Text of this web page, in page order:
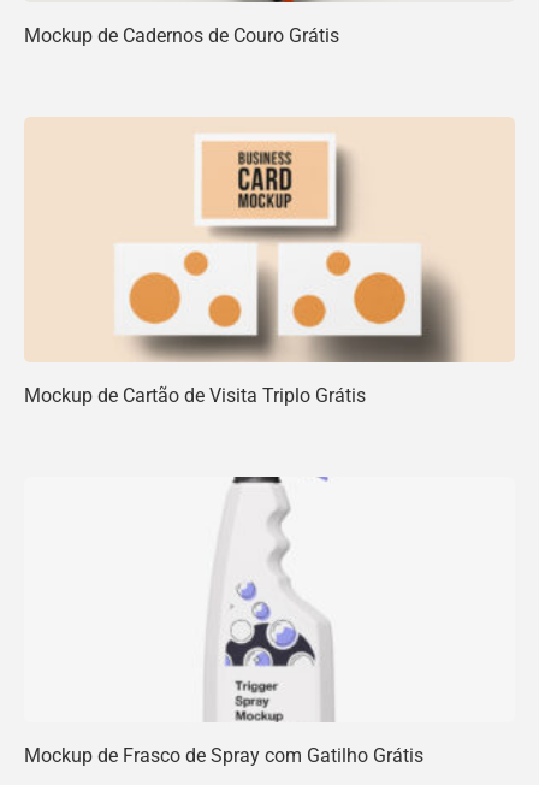
Mockup de Cadernos de Couro Grátis
Mockup de Cartão de Visita Triplo Grátis
Mockup de Frasco de Spray com Gatilho Grátis